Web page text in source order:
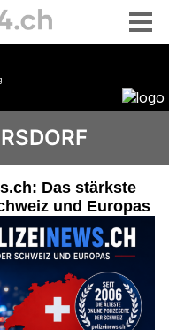
Das stärkste
und Europas